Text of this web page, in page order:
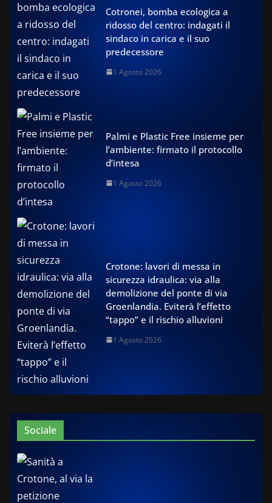
Cotronei, bomba ecologica a
ridosso del centro: indagati il
sindaco in carica e il suo
predecessore
1 Agosto 2026
Palmi e Plastic Free insieme per
l’ambiente: firmato il protocollo
d’intesa
1 Agosto 2026
Crotone: lavori di messa in
sicurezza idraulica: via alla
demolizione del ponte di via
Groenlandia. Eviterà l’effetto
“tappo” e il rischio alluvioni
1 Agosto 2026
Sociale